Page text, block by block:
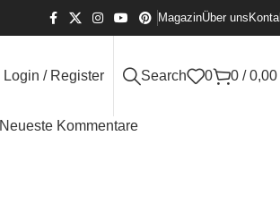
MagazinÜber uns
Login / Register Search 0 0 / 0,00
Neueste Kommentare